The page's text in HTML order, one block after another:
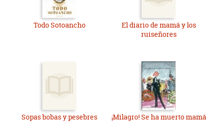
Todo Sotoancho
El diario de mamá y los
ruiseñores
Sopas bobas y pesebres ¡Milagro! Se ha muerto mamá